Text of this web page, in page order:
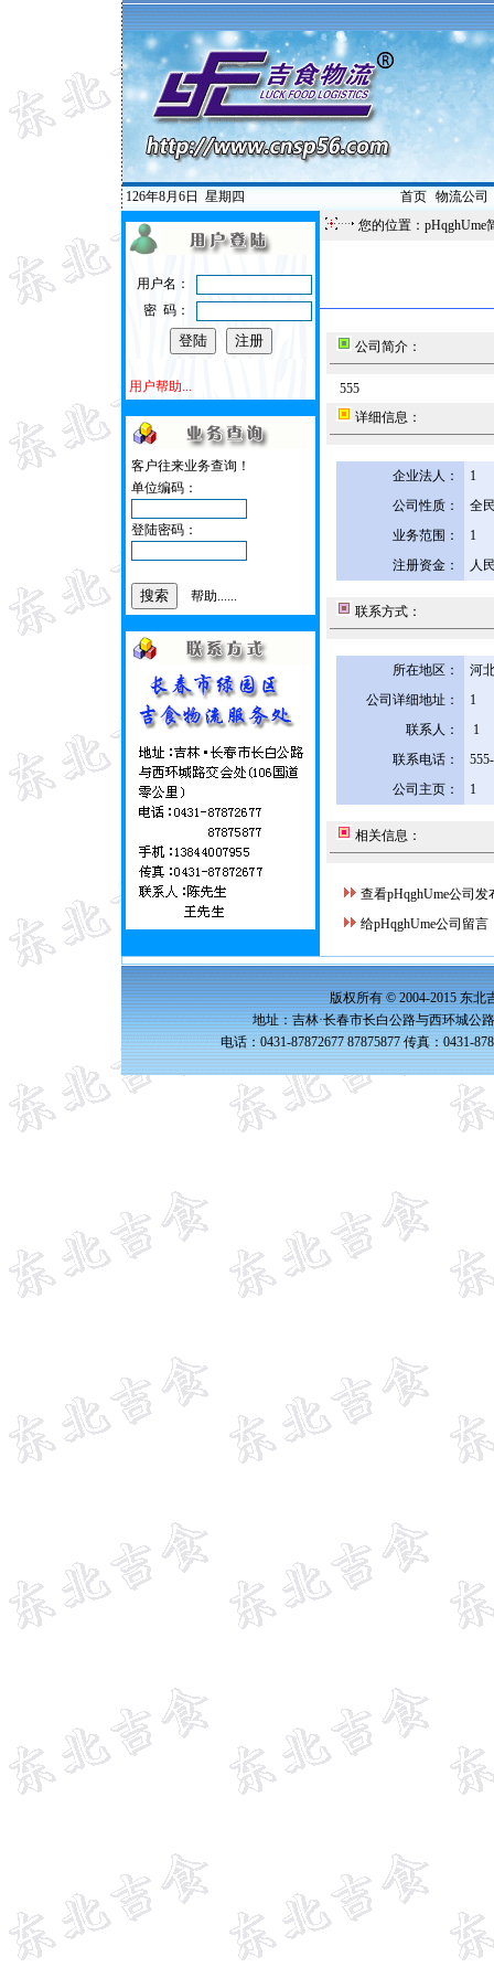
126年8月6日 星期四 首页| 物流公司
用户名：
密 码：
用户帮助...
客户往来业务查询！
单位编码：
登陆密码：
帮助......
您的位置：pHqghUme
公司简介：
555
详细信息：
企业法人：
1
公司性质：
全
业务范围：
1
注册资金：
人
联系方式：
所在地区：
河
公司详细地址：
1
联系人：
1
联系电话：
公司主页：
1
相关信息：
查看pHqghUme公司发
给pHqghUme公司留言
版权所有 © 2004-2015 东北
地址：吉林·长春市长白公路与西环城公
电话：0431-87872677 87875877 传真：0431-